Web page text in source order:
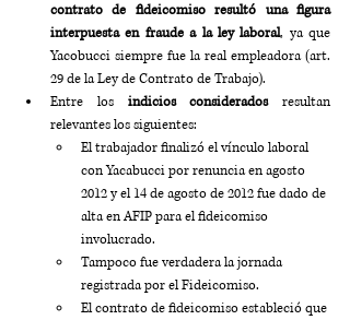
contrato de fideicomiso resultó una figura
interpuesta en fraude a la ley laboral, ya que
Yacobucci siempre fue la real empleadora (art.
29 de la Ley de Contrato de Trabajo).
Entre los indicios considerados resultan
relevantes los siguientes:
El trabajador finalizó el vínculo laboral
con Yacabucci por renuncia en agosto
2012 y el 14 de agosto de 2012 fue dado de
alta en AFIP para el fideicomiso
involucrado.
Tampoco fue verdadera la jornada
registrada por el Fideicomiso.
El contrato de fideicomiso estableció que